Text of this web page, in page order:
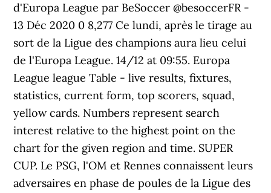
d'Europa League par BeSoccer @besoccerFR -
13 Déc 2020 0 8,277 Ce lundi, après le tirage au
sort de la Ligue des champions aura lieu celui
de l'Europa League. 14/12 at 09:55. Europa
League league Table - live results, fixtures,
statistics, current form, top scorers, squad,
yellow cards. Numbers represent search
interest relative to the highest point on the
chart for the given region and time. SUPER
CUP. Le PSG, l'OM et Rennes connaissent leurs
adversaires en phase de poules de la Ligue des